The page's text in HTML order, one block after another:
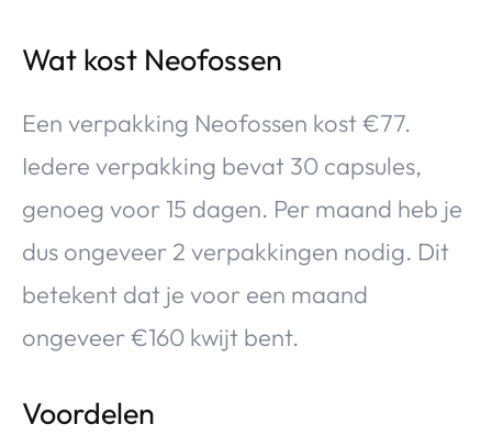
Wat kost Neofossen
Een verpakking Neofossen kost €77.
Iedere verpakking bevat 30 capsules,
genoeg voor 15 dagen. Per maand heb je
dus ongeveer 2 verpakkingen nodig. Dit
betekent dat je voor een maand
ongeveer €160 kwijt bent.
Voordelen